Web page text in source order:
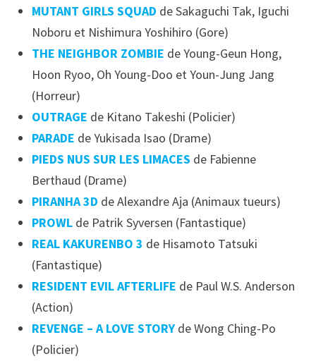
MUTANT GIRLS SQUAD de Sakaguchi Tak, Iguchi
Noboru et Nishimura Yoshihiro (Gore)
THE NEIGHBOR ZOMBIE de Young-Geun Hong,
Hoon Ryoo, Oh Young-Doo et Youn-Jung Jang
(Horreur)
OUTRAGE de Kitano Takeshi (Policier)
PARADE de Yukisada Isao (Drame)
PIEDS NUS SUR LES LIMACES de Fabienne
Berthaud (Drame)
PIRANHA 3D de Alexandre Aja (Animaux tueurs)
PROWLde Patrik Syversen (Fantastique)
REAL KAKURENBO 3 de Hisamoto Tatsuki
(Fantastique)
RESIDENT EVIL AFTERLIFE de Paul W.S. Anderson
(Action)
REVENGE – A LOVE STORYde Wong Ching-Po
(Policier)